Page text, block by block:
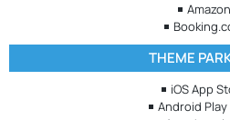
Amazon
THEME
iOS App
Android